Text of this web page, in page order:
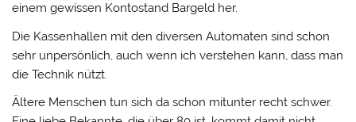
einem gewissen Kontostand Bargeld her.
Die Kassenhallen mit den diversen Automaten sind schon
sehr unpersönlich, auch wenn ich verstehen kann, dass man
die Technik nützt.
Ältere Menschen tun sich da schon mitunter recht schwer.